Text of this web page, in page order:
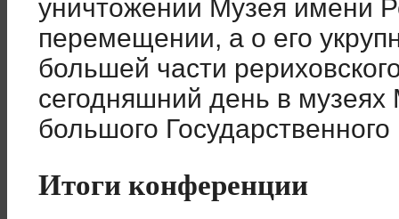
уничтожении Музея имени
перемещении, а о его
большей части
сегодняшний день в
большого
Итоги конференции